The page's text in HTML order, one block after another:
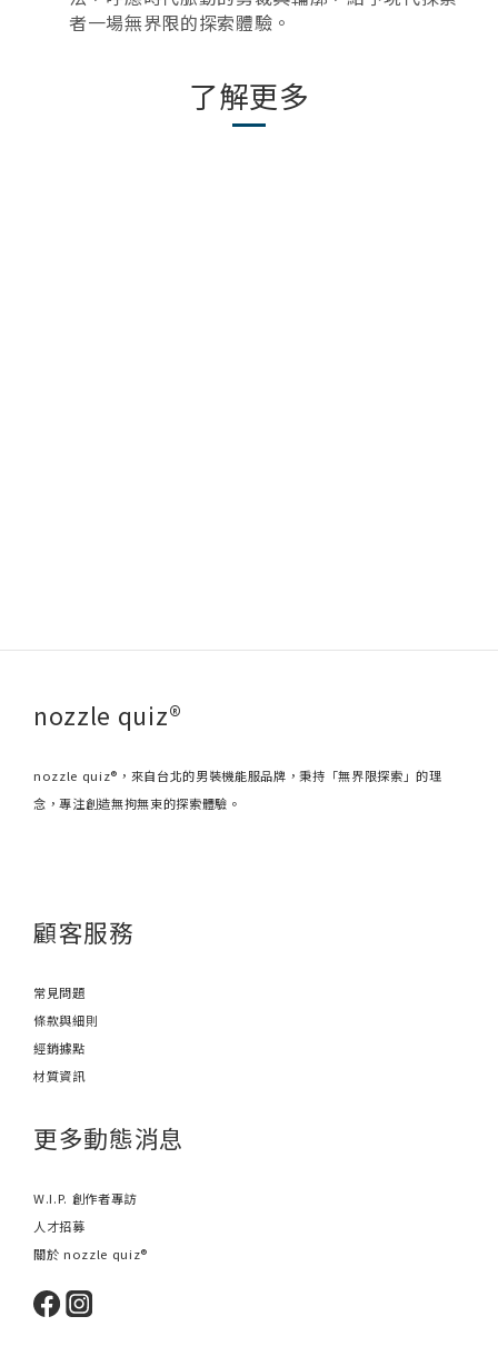
者一場無界限的探索體驗。
了解更多
nozzle quiz®
nozzle quiz®，來自台北的男裝機能服品牌，秉持「無界限探索」的理
念，專注創造無拘無束的探索體驗。
顧客服務
常見問題
條款與細則
經銷據點
材質資訊
更多動態消息
W.I.P. 創作者專訪
人才招募
關於 nozzle quiz®